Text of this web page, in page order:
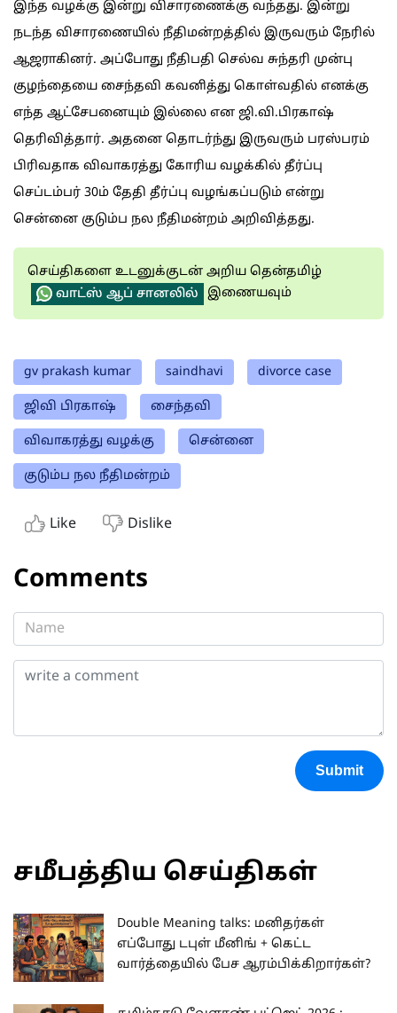
இந்த வழக்கு இன்று விசாரணைக்கு வந்தது. இன்று
நடந்த விசாரணையில் நீதிமன்றத்தில் இருவரும் நேரில்
ஆஜராகினர். அப்போது நீதிபதி செல்வ சுந்தரி முன்பு
குழந்தையை சைந்தவி கவனித்து கொள்வதில் எனக்கு
எந்த ஆட்சேபனையும் இல்லை என ஜி.வி.பிரகாஷ்
தெரிவித்தார். அதனை தொடர்ந்து இருவரும் பரஸ்பரம்
பிரிவதாக விவாகரத்து கோரிய வழக்கில் தீர்ப்பு
செப்டம்பர் 30ம் தேதி தீர்ப்பு வழங்கப்படும் என்று
சென்னை குடும்ப நல நீதிமன்றம் அறிவித்தது.
செய்திகளை உடனுக்குடன் அறிய தென்தமிழ்
வாட்ஸ் ஆப் சானலில்
இணையவும்
gv prakash kumar saindhavi divorce case
ஜிவி பிரகாஷ் சைந்தவி
விவாகரத்து வழக்கு சென்னை
குடும்ப நல நீதிமன்றம்
Like Dislike
Comments
Submit
சமீபத்திய செய்திகள்
Double Meaning talks: மனிதர்கள்
எப்போது டபுள் மீனிங் + கெட்ட
வார்த்தையில் பேச ஆரம்பிக்கிறார்கள்?